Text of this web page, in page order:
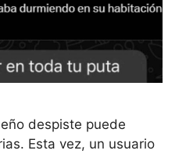
despiste puede
Esta vez, un usuario